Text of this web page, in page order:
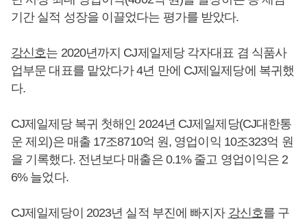
기간 실적 성장을 이끌었다는 평가를 받았다.
강신호는 2020년까지 CJ제일제당 각자대표 겸 식품사
업부문 대표를 맡았다가 4년 만에 CJ제일제당에 복귀했
다.
CJ제일제당 복귀 첫해인 2024년 CJ제일제당(CJ대한통
운 제외)은 매출 17조8710억 원, 영업이익 10조323억 원
을 기록했다. 전년보다 매출은 0.1% 줄고 영업이익은 2
6% 늘었다.
CJ제일제당이 2023년 실적 부진에 빠지자 강신호를 구